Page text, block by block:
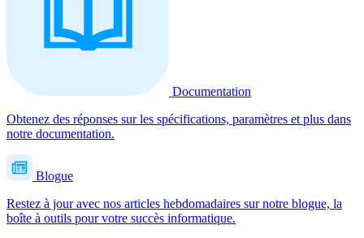
Documentation
Obtenez des réponses sur les spécifications, paramètres et plus dans
notre documentation.
Blogue
Restez à jour avec nos articles hebdomadaires sur notre blogue, la
boîte à outils pour votre succès informatique.